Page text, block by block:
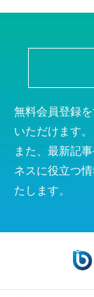
無料会員登録
いただけます。
また、最新記
ネスに役立つ
たします。